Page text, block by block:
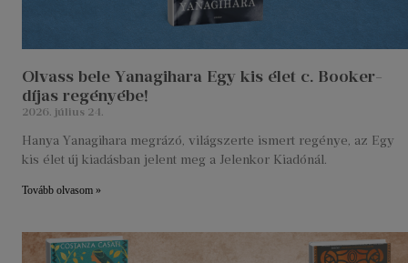
Olvass bele Yanagihara Egy kis élet c. Booker-
díjas regényébe!
2026. július 24.
Hanya Yanagihara megrázó, világszerte ismert regénye, az Egy
kis élet új kiadásban jelent meg a Jelenkor Kiadónál.
Tovább olvasom »